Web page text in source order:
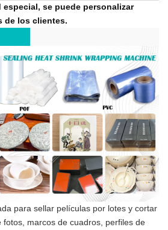
se puede personalizar
de los clientes.
para sellar películas por lotes y cortar
marcos de cuadros, perfiles de